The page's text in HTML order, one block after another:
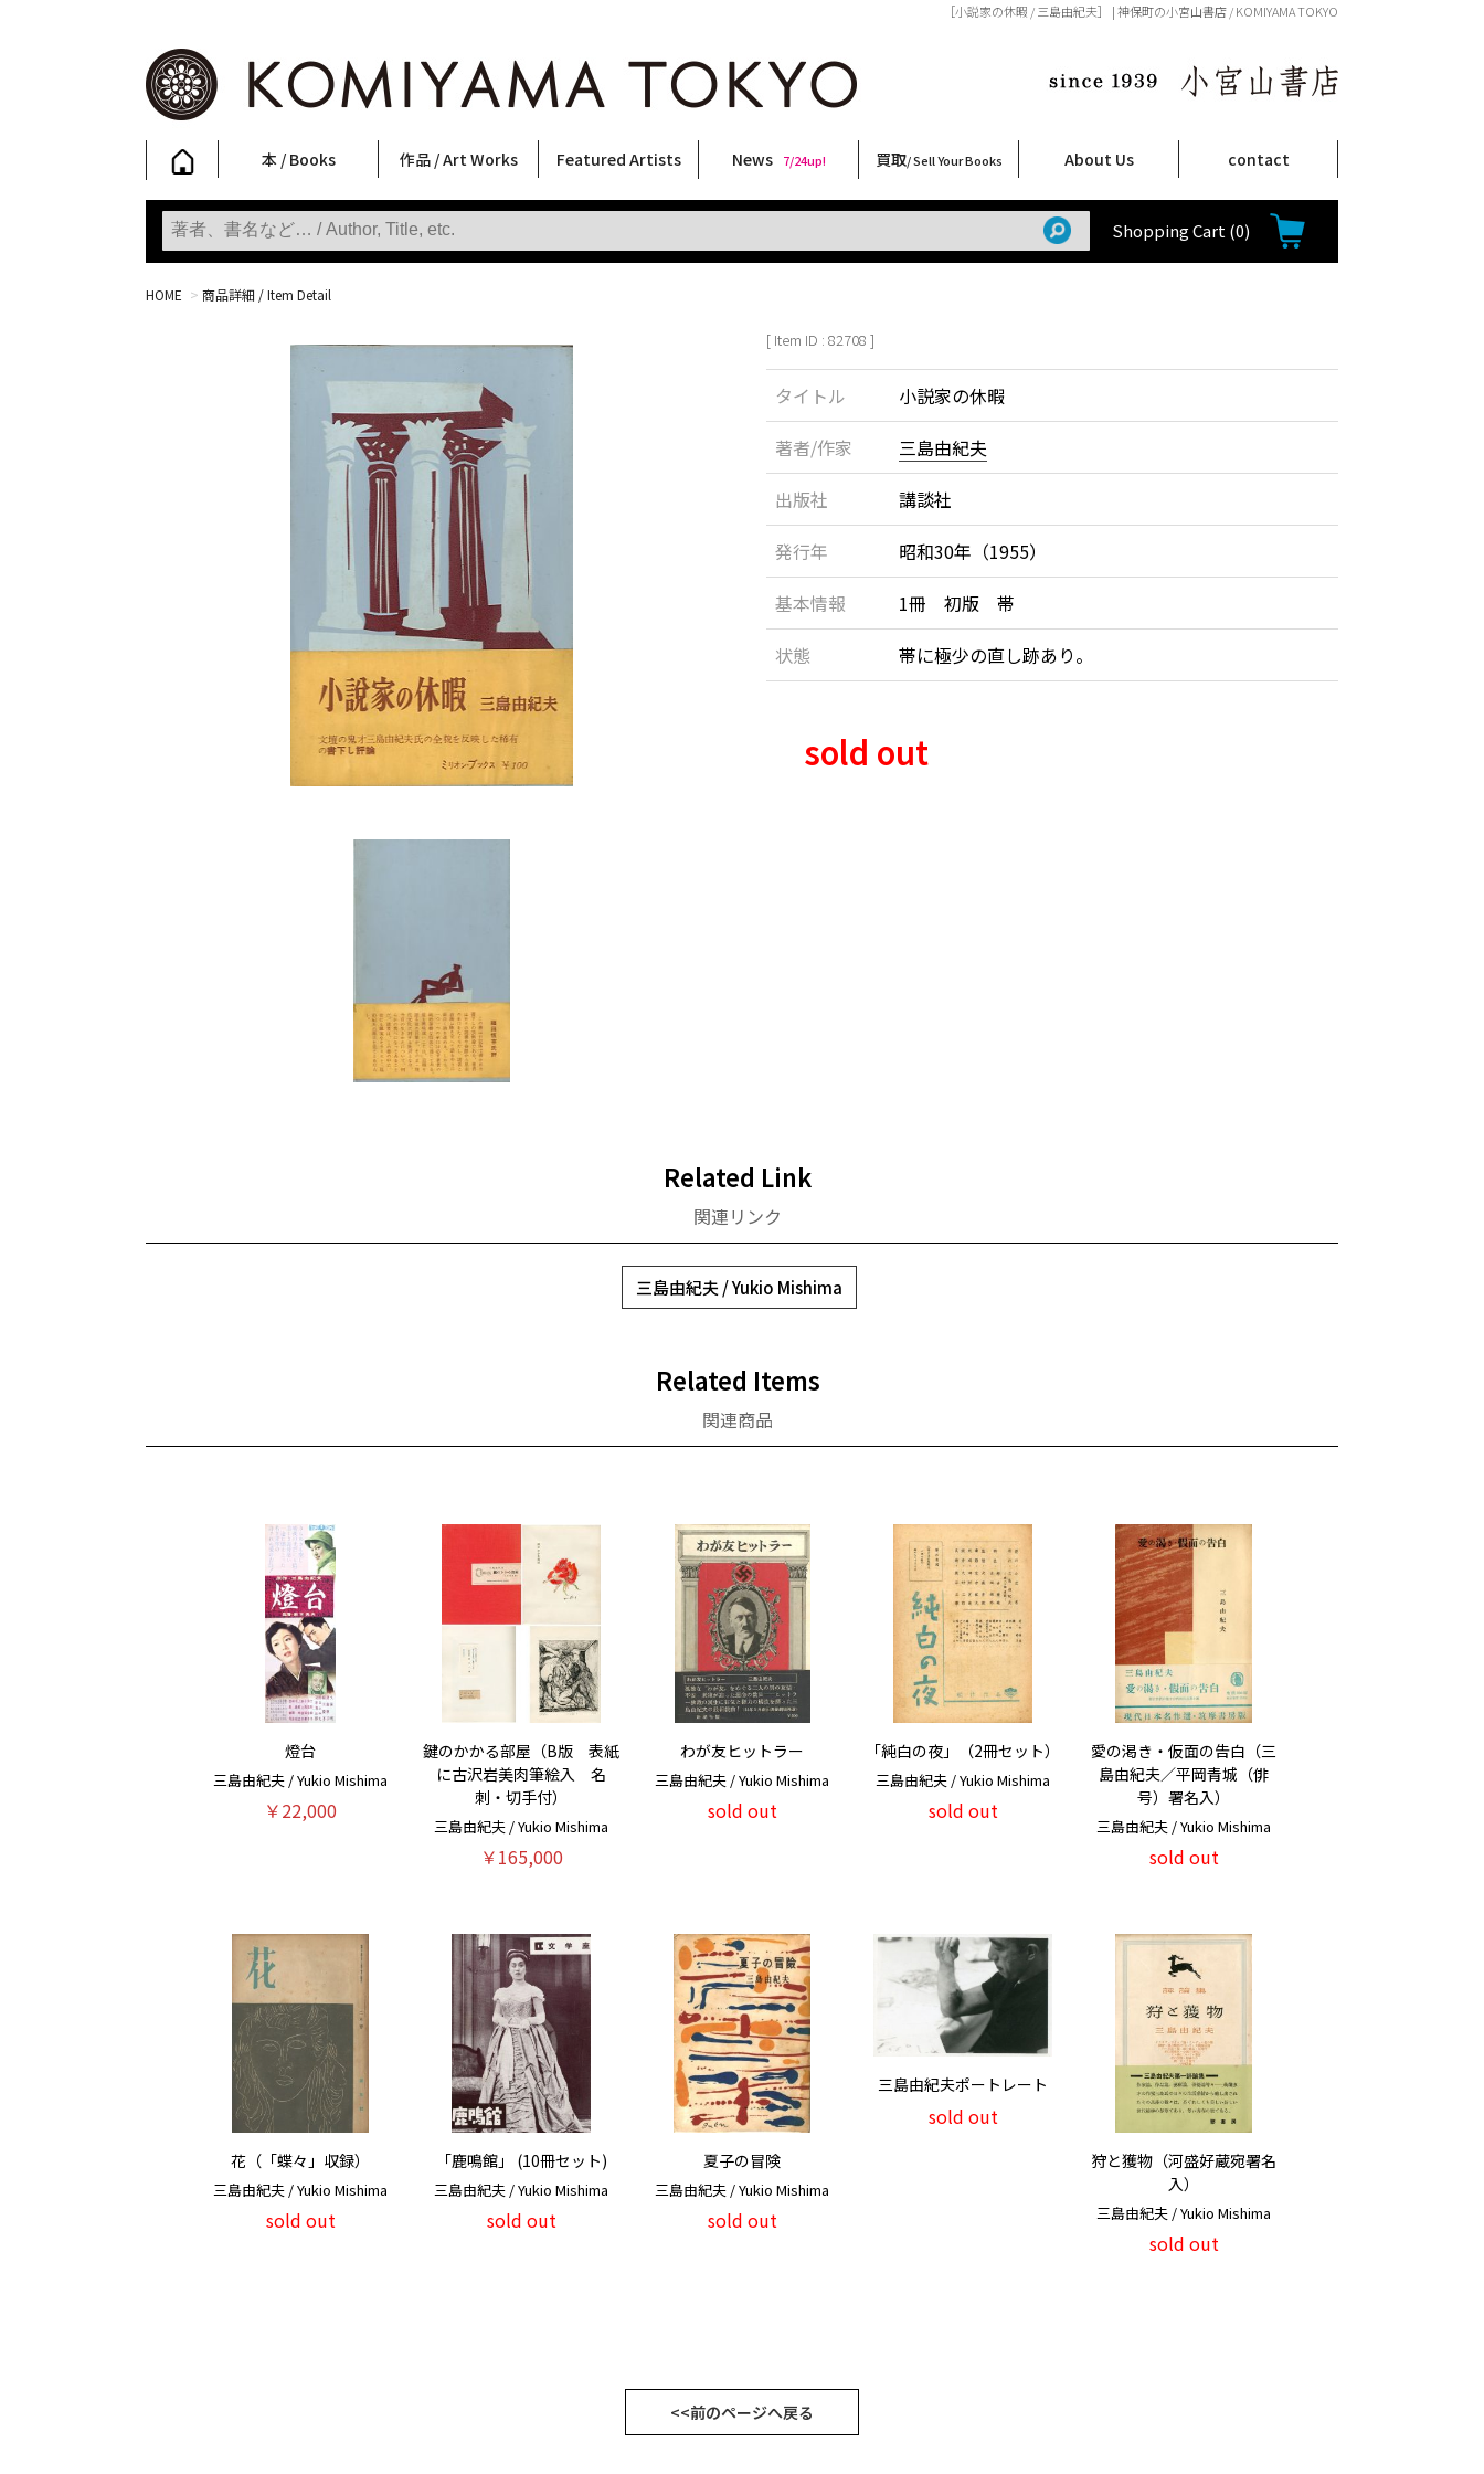
［小説家の休暇 / 三島由紀夫］ | 神保町の小宮山書店 / KOMIYAMA TOKYO
本 / Books
写真集
Photobooks
ファッション
Fashion
アート / 美術
Art
文学・人文
Literature & Humanities
日本文化
Japanese Culture
新刊
New Books
SALE
SALE
作品 / Art Works
フォトグラフィー
Photography
ポスター
Posters
ストリートアート
Street Art
立体・その他
Sculptures / etc
アートワークス
Art Works
Primary Artworks
KOMIYAMA TOKYO ART LABEL
版画
Prints
Featured Artists
稲嶺啓一(東風終)
村田言恵
丸岡和吾
Rico Casella
キム・ロートン
菅谷晋一
柴田亜美
内藤啓介
CHRIS
林月光
大西洋介
大類信
春川ナミオ
COOKIE
横尾忠則
秋赤音
森山大道
佐伯俊男
内藤ルネ
三島剛
三島由紀夫
須藤昌人
二本木里美
北島敬三
天野タケル
News 7/24up!
新着・おすすめ商品 9/7up!
フェア・イベント情報 7/24up!
お店からのお知らせ 6/1up!
買取/ Sell Your Books
買取ブログ
買取専用フォーム
古書 / 古本の買取
美術品の買取
出張買取について
宅配買取について
店頭買取について
よくある質問
About Us
店舗案内
Shop Infomation
ご注文について
How to Order
特定商取引法に関する表示
プライバシーポリシー
contact
Shopping Cart (0)
HOME > 商品詳細 / Item Detail
[ Item ID : 82708 ]
タイトル
小説家の休暇
著者/作家
三島由紀夫
出版社
講談社
発行年
昭和30年（1955）
基本情報
1冊 初版 帯
状態
帯に極少の直し跡あり。
sold out
Related Link
関連リンク
三島由紀夫 / Yukio Mishima
Related Items
関連商品
燈台
三島由紀夫 / Yukio Mishima
￥22,000
鍵のかかる部屋（B版 表紙
に古沢岩美肉筆絵入 名
刺・切手付）
三島由紀夫 / Yukio Mishima
￥165,000
わが友ヒットラー
三島由紀夫 / Yukio Mishima
sold out
「純白の夜」（2冊セット）
三島由紀夫 / Yukio Mishima
sold out
愛の渇き・仮面の告白（三
島由紀夫／平岡青城（俳
号）署名入）
三島由紀夫 / Yukio Mishima
sold out
花（「蝶々」収録）
三島由紀夫 / Yukio Mishima
sold out
「鹿鳴館」 (10冊セット)
三島由紀夫 / Yukio Mishima
sold out
夏子の冒険
三島由紀夫 / Yukio Mishima
sold out
三島由紀夫ポートレート
sold out
狩と獲物（河盛好蔵宛署名
入）
三島由紀夫 / Yukio Mishima
sold out
<<前のページへ戻る